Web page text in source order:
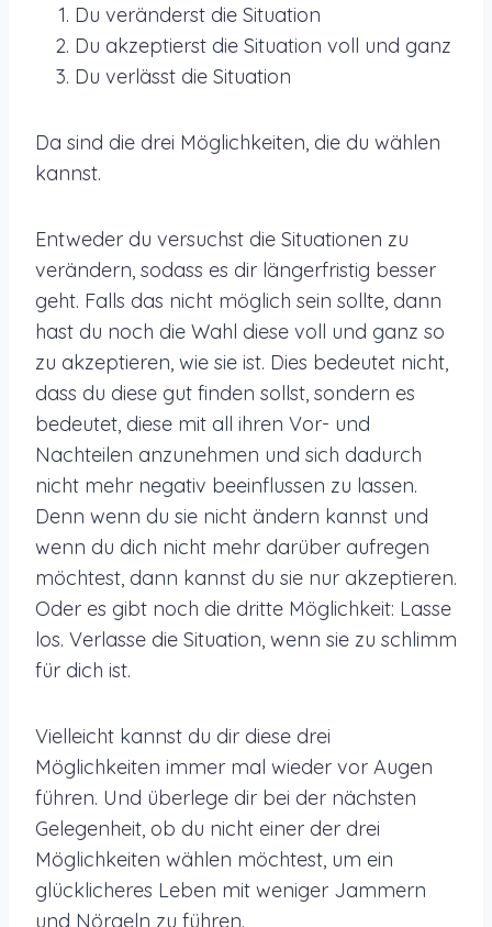
Du veränderst die Situation
Du akzeptierst die Situation voll und ganz
Du verlässt die Situation
Da sind die drei Möglichkeiten, die du wählen
kannst.
Entweder du versuchst die Situationen zu
verändern, sodass es dir längerfristig besser
geht. Falls das nicht möglich sein sollte, dann
hast du noch die Wahl diese voll und ganz so
zu akzeptieren, wie sie ist. Dies bedeutet nicht,
dass du diese gut finden sollst, sondern es
bedeutet, diese mit all ihren Vor- und
Nachteilen anzunehmen und sich dadurch
nicht mehr negativ beeinflussen zu lassen.
Denn wenn du sie nicht ändern kannst und
wenn du dich nicht mehr darüber aufregen
möchtest, dann kannst du sie nur akzeptieren.
Oder es gibt noch die dritte Möglichkeit: Lasse
los. Verlasse die Situation, wenn sie zu schlimm
für dich ist.
Vielleicht kannst du dir diese drei
Möglichkeiten immer mal wieder vor Augen
führen. Und überlege dir bei der nächsten
Gelegenheit, ob du nicht einer der drei
Möglichkeiten wählen möchtest, um ein
glücklicheres Leben mit weniger Jammern
und Nörgeln zu führen.